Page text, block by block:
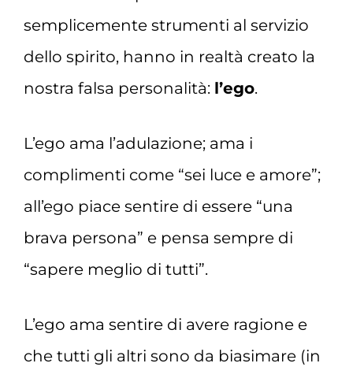
semplicemente strumenti al servizio
dello spirito, hanno in realtà creato la
nostra falsa personalità: l’ego.
L’ego ama l’adulazione; ama i
complimenti come “sei luce e amore”;
all’ego piace sentire di essere “una
brava persona” e pensa sempre di
“sapere meglio di tutti”.
L’ego ama sentire di avere ragione e
che tutti gli altri sono da biasimare (in